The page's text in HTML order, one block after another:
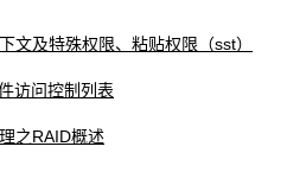
及特殊权限、粘贴权限（sst）
访问控制列表
之RAID概述